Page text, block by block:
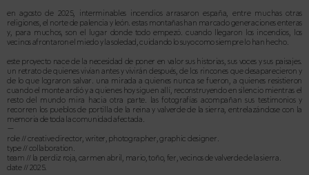
en agosto de 2025, interminables incendios arrasaron españa, entre muchas otras
religiones, el norte de palencia y león. estas montañas han marcado generaciones enteras
y, para muchos, son el lugar donde todo empezó. cuando llegaron los incendios, los
vecinos afrontaron el miedo y la soledad, cuidando lo suyo como siempre lo han hecho.
este proyecto nace de la necesidad de poner en valor sus historias, sus voces y sus paisajes.
un retrato de quienes vivían antes y vivirán después, de los rincones que desaparecieron y
de lo que lograron salvar. una mirada a quienes nunca se fueron, a quienes resistieron
cuando el monte ardió y a quienes hoy siguen allí, reconstruyendo en silencio mientras el
resto del mundo mira hacia otra parte. las fotografías acompañan sus testimonios y
recorren los pueblos de portilla de la reina y valverde de la sierra, entrelazándose con la
memoria de toda la comunidad afectada.
—
role // creative director, writer, photographer, graphic designer.
type // collaboration.
team // la perdiz roja, carmen abril, mario, toño, fer, vecinos de valverde de la sierra.
date // 2025.